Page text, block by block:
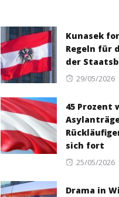
Kunasek
Regeln für
der
Posted
29/05/2026
45 Prozent
sich fort
Posted
25/05/2026
Drama in